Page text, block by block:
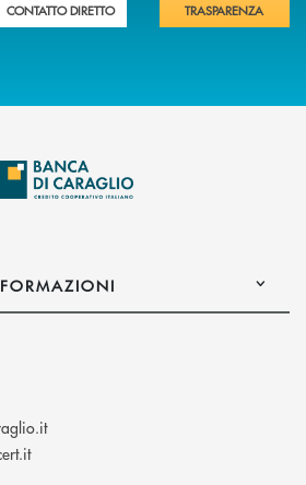
CONTATTO DIRETTO TRASPARENZA
(si apre l’app di posta elettronica)
(si apre l’app di posta elettronica)